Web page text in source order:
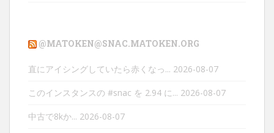
@MATOKEN@SNAC.MATOKEN.ORG
直にアイシングしていたら赤くなっ... 2026-08-07
このインスタンスの #snac を 2.94 に... 2026-08-07
中古で8kか... 2026-08-07